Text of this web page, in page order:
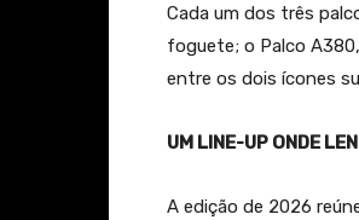
Cada um dos três
foguete; o Palco
entre os dois ícones
UM LINE-UP ONDE
A edição de 2026